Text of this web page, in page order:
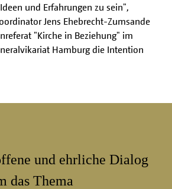
und Erfahrungen zu sein",
Jens Ehebrecht-Zumsande
"Kirche in Beziehung" im
Hamburg die Intention
und ehrliche Dialog
das Thema